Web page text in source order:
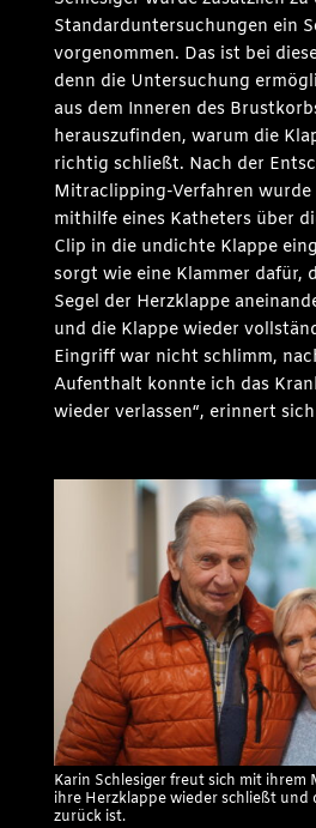
Standarduntersuchungen ein
vorgenommen. Das ist bei
denn die Untersuchung
aus dem Inneren des
herauszufinden, warum die
richtig schließt. Nach der
Mitraclipping-Verfahren wurde
mithilfe eines Katheters über
Clip in die undichte Klappe
sorgt wie eine Klammer dafür,
Segel der Herzklappe
und die Klappe wieder
Eingriff war nicht schlimm,
Aufenthalt konnte ich das
wieder verlassen“, erinnert
Karin Schlesiger freut sich mit ihrem
ihre Herzklappe wieder schließt und
zurück ist.